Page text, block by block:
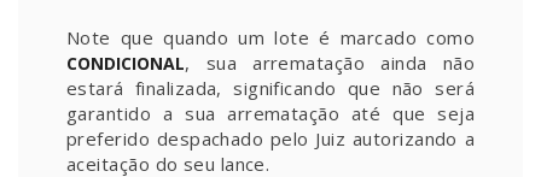
Note que quando um lote é marcado como
CONDICIONAL, sua arrematação ainda não
estará finalizada, significando que não será
garantido a sua arrematação até que seja
preferido despachado pelo Juiz autorizando a
aceitação do seu lance.